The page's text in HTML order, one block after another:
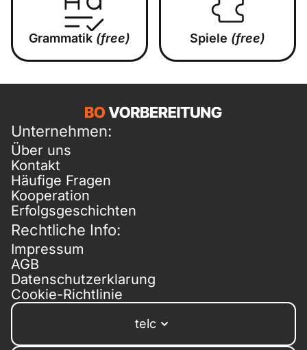
Grammatik (free) Spiele (free)
Unternehmen:
Über uns
Kontakt
Häufige Fragen
Kooperation
Erfolgsgeschichten
Rechtliche Info:
Impressum
AGB
Datenschutzerklarung
Cookie-Richtlinie
telc